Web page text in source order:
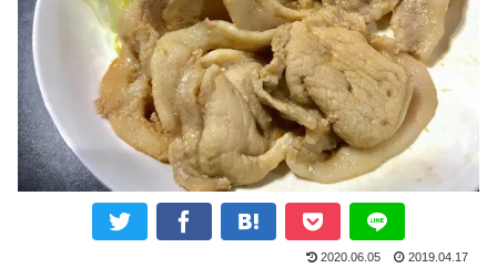
2020.06.05 2019.04.17